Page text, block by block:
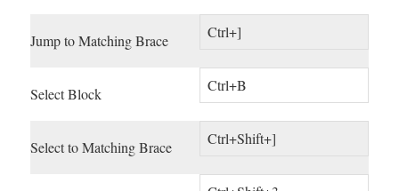
Jump to Matching Brace Ctrl+]
Select Block Ctrl+B
Select to Matching Brace Ctrl+Shift+]